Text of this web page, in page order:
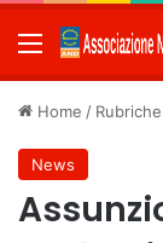
Menu
Home / Rubriche
News